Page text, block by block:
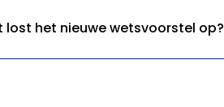
het nieuwe wetsvoorstel op?